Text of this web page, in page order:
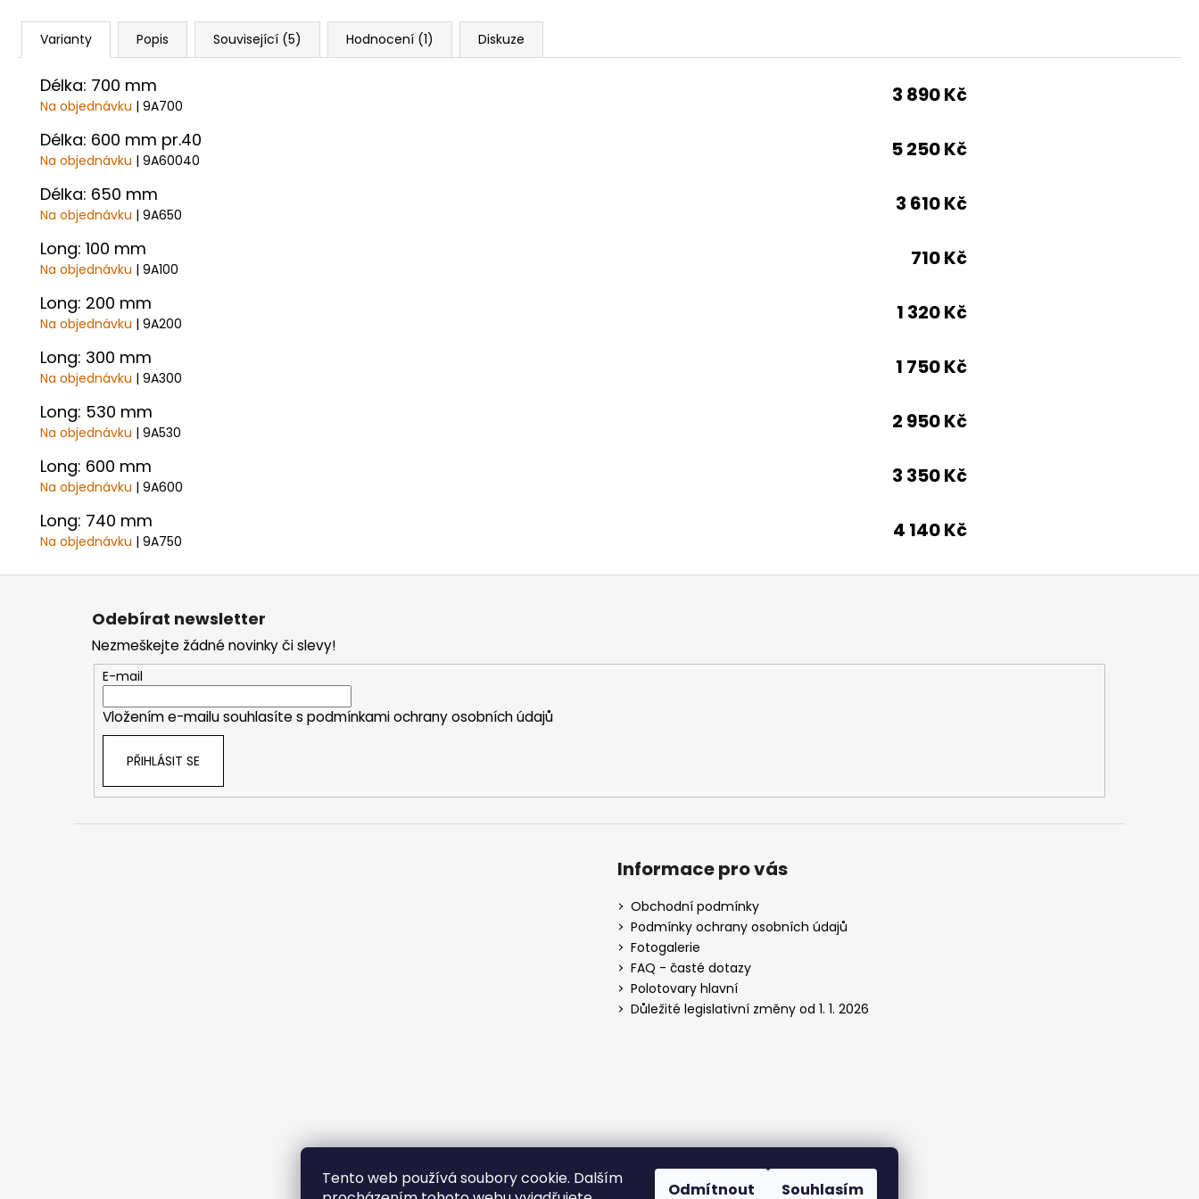
Tento web používá soubory cookie. Dalším
Odmítnout Souhlasím
Varianty Popis Související (5) Hodnocení (1) Diskuze
Délka: 700 mm
Na objednávku | 9A700 3 890 Kč
Délka: 600 mm pr.40
Na objednávku | 9A60040 5 250 Kč
Délka: 650 mm
Na objednávku | 9A650 3 610 Kč
Long: 100 mm
Na objednávku | 9A100 710 Kč
Long: 200 mm
Na objednávku | 9A200 1 320 Kč
Long: 300 mm
Na objednávku | 9A300 1 750 Kč
Long: 530 mm
Na objednávku | 9A530 2 950 Kč
Long: 600 mm
Na objednávku | 9A600 3 350 Kč
Long: 740 mm
Na objednávku | 9A750 4 140 Kč
Z
Odebírat newsletter
Nezmeškejte žádné novinky či slevy!
E-mail
Vložením e-mailu souhlasíte s podmínkami ochrany osobních údajů
PŘIHLÁSIT SE
Informace pro vás
Obchodní podmínky
Podmínky ochrany osobních údajů
Fotogalerie
FAQ - časté dotazy
Polotovary hlavní
Důležité legislativní změny od 1. 1. 2026